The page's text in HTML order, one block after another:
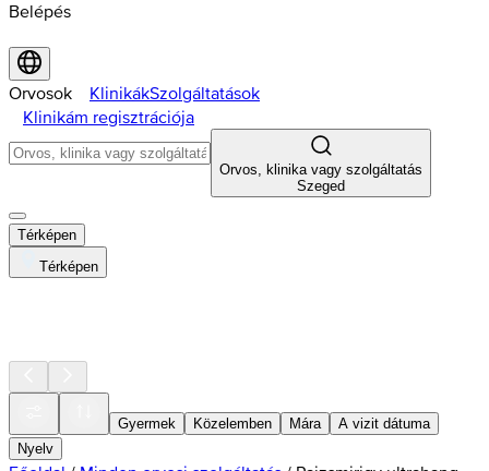
Belépés
Orvosok KlinikákSzolgáltatások
Klinikám regisztrációja
Orvos, klinika vagy szolgáltatás
Szeged
Térképen
Térképen
Gyermek Közelemben Mára
A vizit dátuma
Nyelv